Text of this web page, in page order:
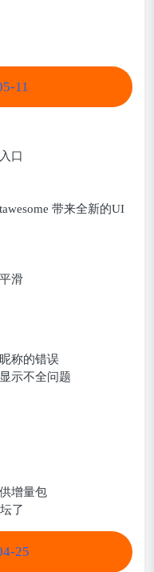
11
口
带来全新的UI
滑
称的错误
示不全问题
增量包
了
25